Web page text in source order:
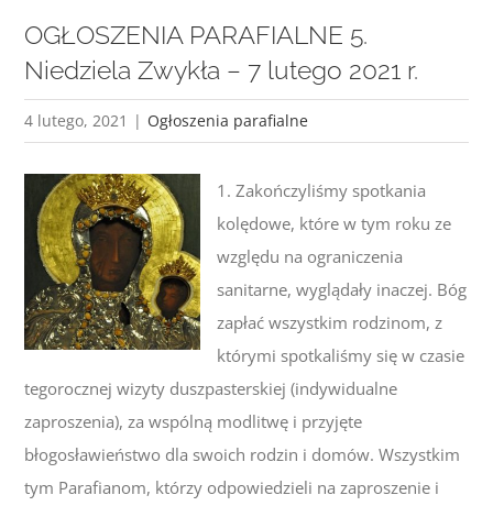
OGŁOSZENIA PARAFIALNE 5.
Niedziela Zwykła – 7 lutego 2021 r.
4 lutego, 2021 | Ogłoszenia parafialne
1. Zakończyliśmy spotkania
kolędowe, które w tym roku ze
względu na ograniczenia
sanitarne, wyglądały inaczej. Bóg
zapłać wszystkim rodzinom, z
którymi spotkaliśmy się w czasie
tegorocznej wizyty duszpasterskiej (indywidualne
zaproszenia), za wspólną modlitwę i przyjęte
błogosławieństwo dla swoich rodzin i domów. Wszystkim
tym Parafianom, którzy odpowiedzieli na zaproszenie i